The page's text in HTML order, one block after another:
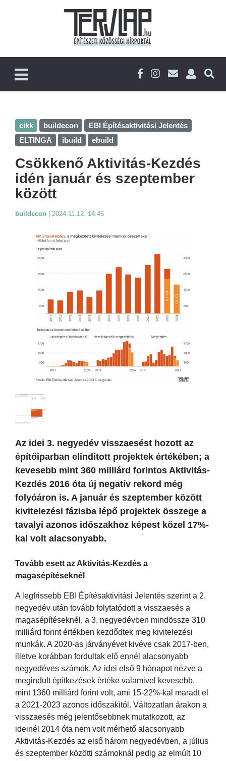
cikk buildecon
EBI Építésaktivitási Jelentés
ELTINGA
ibuild ebuild
Csökkenő Aktivitás-Kezdés
idén január és szeptember
között
buildecon 2024.11.12. 14:46
Az idei 3. negyedév visszaesést hozott az
építőiparban elindított projektek értékében; a
kevesebb mint 360 milliárd forintos Aktivitás-
Kezdés 2016 óta új negatív rekord még
folyóáron is. A január és szeptember között
kivitelezési fázisba lépő projektek összege a
tavalyi azonos időszakhoz képest közel 17%-
kal volt alacsonyabb.
Tovább esett az Aktivitás-Kezdés a
magasépítéseknél
A legfrissebb EBI Építésaktivitási Jelentés szerint a 2.
negyedév után tovább folytatódott a visszaesés a
magasépítéseknél, a 3. negyedévben mindössze 310
milliárd forint értékben kezdődtek meg kivitelezési
munkák. A 2020-as járványévet kivéve csak 2017-ben,
illetve korábban fordultak elő ennél alacsonyabb
negyedéves számok. Az idei első 9 hónapot nézve a
megindult építkezések értéke valamivel kevesebb,
mint 1360 milliárd forint volt, ami 15-22%-kal maradt el
a 2021-2023 azonos időszakitól. Változatlan árakon a
visszaesés még jelentősebbnek mutatkozott, az
ideinél 2014 óta nem volt mérhető alacsonyabb
Aktivitás-Kezdés az első három negyedévben, a július
és szeptember közötti számoknál pedig az elmúlt 10